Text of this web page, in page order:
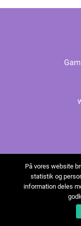
På vores website
statistik og
information deles